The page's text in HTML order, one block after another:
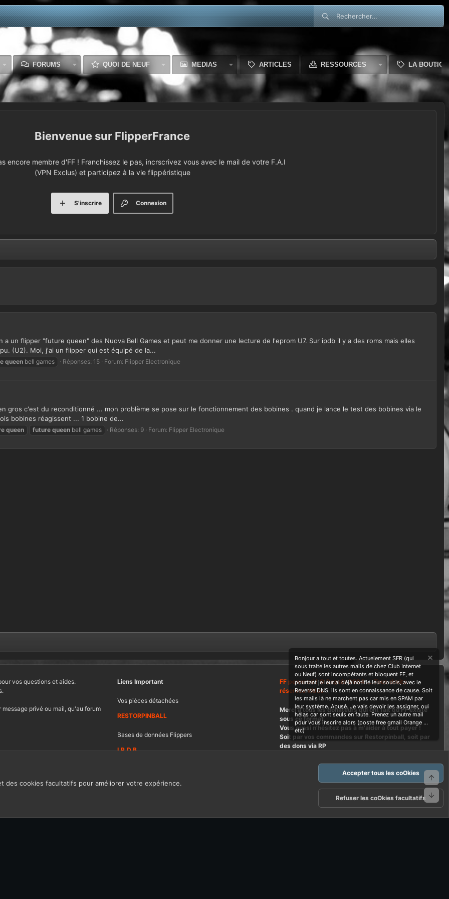
FORUMS QUOI DE NEUF MEDIAS ARTICLES RESSOURCES LA
FlipperFrance
encore membre d'FF ! Franchissez le pas, incrscrivez vous avec le mail de votre F.A.I
(VPN Exclus) et participez à la vie flippéristique
Connexion
S'inscrire
un flipper "future queen" des Nuova Bell Games et peut me donner une lecture de l'eprom U7. Sur ipdb il y a des roms mais elles
(U2). Moi, j'ai un flipper qui est équipé de la...
queen bell games Réponses: 15 Forum: Flipper Electronique
gros c'est du reconditionné ... mon problème se pose sur le fonctionnement des bobines . quand je lance le test des bobines via le
bobines réagissent ... 1 bobine de...
queen future queen bell games Réponses: 9 Forum: Flipper Electronique
vos questions et aides.
privé ou mail, qu'au forum
Liens Important
Vos pièces détachées
RESTORPINBALL
Bases de données Flippers
I.P.D.B
FF powered ! © Depuis 2004 ....Tous droits
réservés Wdes
Merci à tous les donateurs qui ont fait qu'FF existe
sous ce format.
Vous aussi n'hésitez pas à m'aider à tout payer !
Soit par vos commandes sur Restorpinball, soit par
des dons via RP
Politique de confidentialité Aide
R
S
Bonjour a tout et toutes. Actuelement SFR (qui
sous traite les autres mails de chez Club Internet
ou Neuf) sont incompétants et bloquent FF, et
pourtant je leur ai déjà notifié leur soucis, avec le
Reverse DNS, ils sont en connaissance de cause. Soit
les mails là ne marchent pas car mis en SPAM par
leur système. Abusé. Je vais devoir les assigner, oui
hélas car sont seuls en faute. Prenez un autre mail
pour vous inscrire alors (poste free gmail Orange ...
etc)
cookies facultatifs pour améliorer votre expérience.
Accepter tous les coOkies
Refuser les coOkies facultatifs